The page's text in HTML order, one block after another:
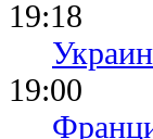
19:18
19:00